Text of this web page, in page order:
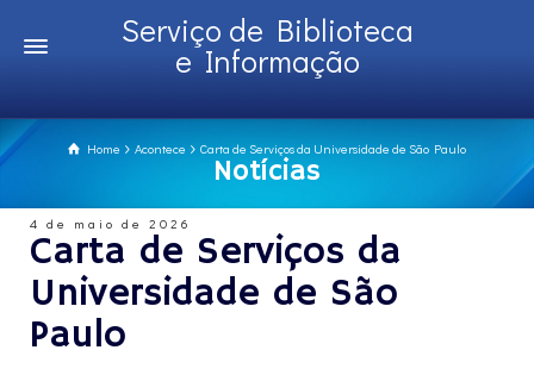
Serviço de Biblioteca
e Informação
Home Acontece Carta de Serviços da Universidade de São Paulo
Notícias
4 de maio de 2026
Carta de Serviços da
Universidade de São
Paulo